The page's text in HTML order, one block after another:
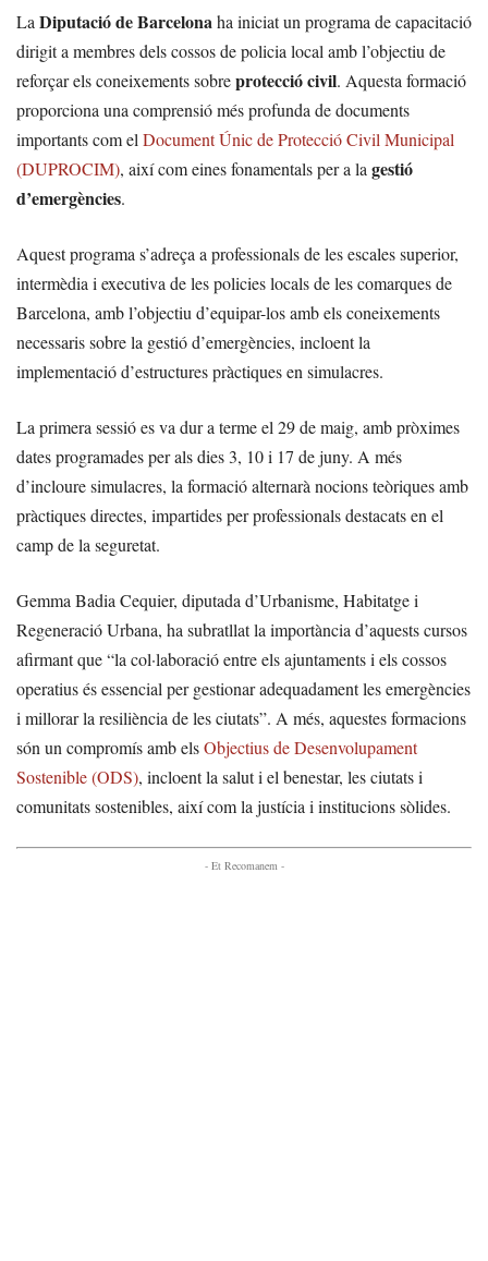
La Diputació de Barcelonaha iniciat un programa de capacitació
dirigit a membres dels cossos de policia local amb l’objectiu de
reforçar els coneixements sobreprotecció civil. Aquesta formació
proporciona una comprensió més profunda de documents
importants com el Document Únic de Protecció Civil Municipal
(DUPROCIM), així com eines fonamentals per a la gestió
d’emergències.
Aquest programa s’adreça a professionals de les escales superior,
intermèdia i executiva de les policies locals de les comarques de
Barcelona, amb l’objectiu d’equipar-los amb els coneixements
necessaris sobre la gestió d’emergències, incloent la
implementació d’estructures pràctiques en simulacres.
La primera sessió es va dur a terme el 29 de maig, amb pròximes
dates programades per als dies 3, 10 i 17 de juny. A més
d’incloure simulacres, la formació alternarà nocions teòriques amb
pràctiques directes, impartides per professionals destacats en el
camp de la seguretat.
Gemma Badia Cequier, diputada d’Urbanisme, Habitatge i
Regeneració Urbana, ha subratllat la importància d’aquests cursos
afirmant que “la col·laboració entre els ajuntaments i els cossos
operatius és essencial per gestionar adequadament les emergències
i millorar la resiliència de les ciutats”. A més, aquestes formacions
són un compromís amb elsObjectius de Desenvolupament
Sostenible (ODS), incloent la salut i el benestar, les ciutats i
comunitats sostenibles, així com la justícia i institucions sòlides.
- Et Recomanem -